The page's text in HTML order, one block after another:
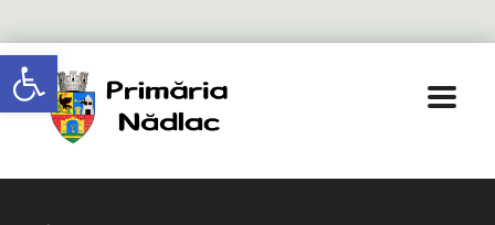
Deschide bara de unelte